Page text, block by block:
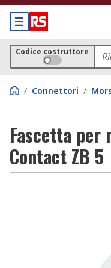
Codice costruttore
/ Connettori /
Fascetta per
Contact ZB 5